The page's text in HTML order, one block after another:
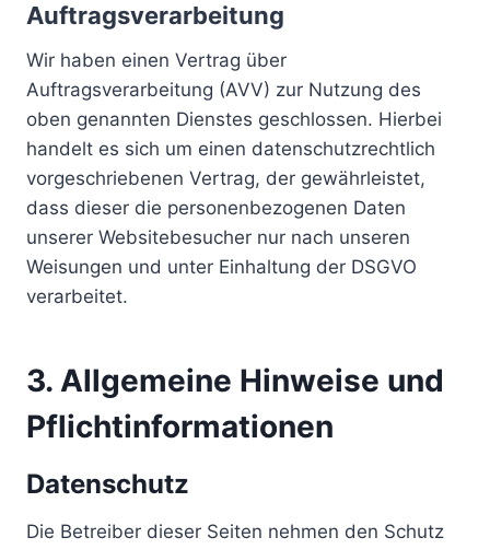
Auftragsverarbeitung
Wir haben einen Vertrag über
Auftragsverarbeitung (AVV) zur Nutzung des
oben genannten Dienstes geschlossen. Hierbei
handelt es sich um einen datenschutzrechtlich
vorgeschriebenen Vertrag, der gewährleistet,
dass dieser die personenbezogenen Daten
unserer Websitebesucher nur nach unseren
Weisungen und unter Einhaltung der DSGVO
verarbeitet.
3. Allgemeine Hinweise und
Pflicht­informationen
Datenschutz
Die Betreiber dieser Seiten nehmen den Schutz